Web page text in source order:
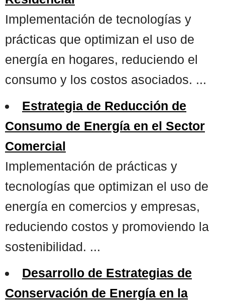
Implementación de tecnologías y
prácticas que optimizan el uso de
energía en hogares, reduciendo el
consumo y los costos asociados. ...
Estrategia de Reducción de
Consumo de Energía en el Sector
Comercial
Implementación de prácticas y
tecnologías que optimizan el uso de
energía en comercios y empresas,
reduciendo costos y promoviendo la
sostenibilidad. ...
Desarrollo de Estrategias de
Conservación de Energía en la